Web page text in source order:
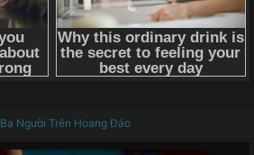
Ba Người Trên Hoang Đảo